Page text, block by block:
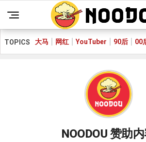
TOPICS 大马 网红 YouTuber 90后 00
NOODOU 赞助